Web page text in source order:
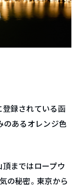
録されている函
のあるオレンジ色
まではロープウ
の秘密。東京から